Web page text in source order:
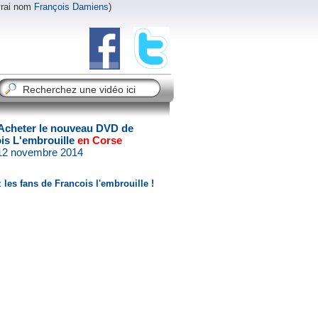
nom François Damiens)
le nouveau DVD de
L'embrouille en Corse
novembre 2014
les fans de Francois l'embrouille !